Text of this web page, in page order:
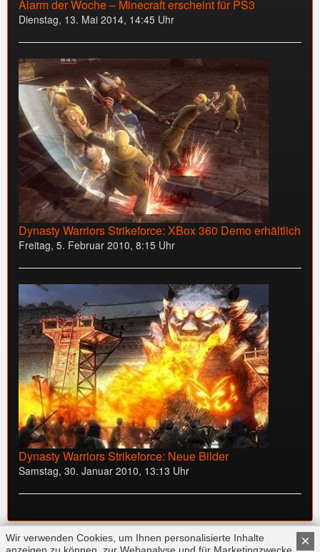
Alarm der Woche – Minecraft erscheint für PS3
Dienstag, 13. Mai 2014, 14:45 Uhr
Dynasty Warriors Strikeforce: XBox 360 Demo erhältlich
Freitag, 5. Februar 2010, 8:15 Uhr
Dynasty Warriors Strikeforce: Neue Bilder
Samstag, 30. Januar 2010, 13:13 Uhr
×
Wir verwenden Cookies, um Ihnen personalisierte Inhalte